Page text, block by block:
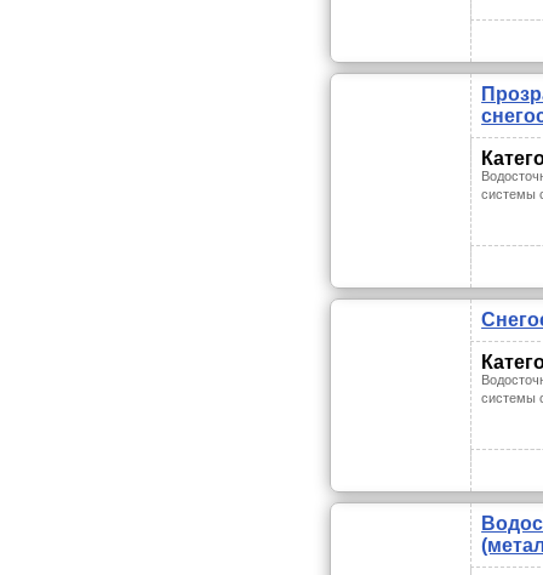
системы
системы